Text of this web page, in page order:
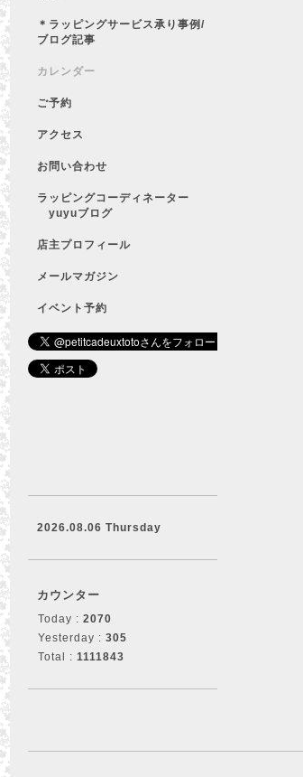
＊ラッピングサービス承り事例/
ブログ記事
カレンダー
ご予約
アクセス
お問い合わせ
ラッピングコーディネーター
yuyuブログ
店主プロフィール
メールマガジン
イベント予約
2026.08.06 Thursday
カウンター
Today : 2070
Yesterday : 305
Total : 1111843